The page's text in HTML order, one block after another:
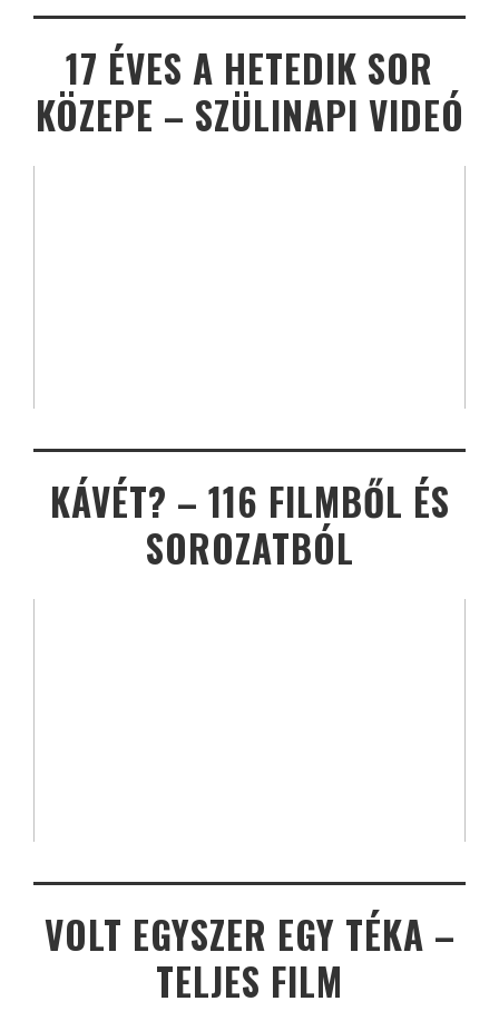
17 ÉVES A HETEDIK SOR
KÖZEPE – SZÜLINAPI VIDEÓ
KÁVÉT? – 116 FILMBŐL ÉS
SOROZATBÓL
VOLT EGYSZER EGY TÉKA –
TELJES FILM